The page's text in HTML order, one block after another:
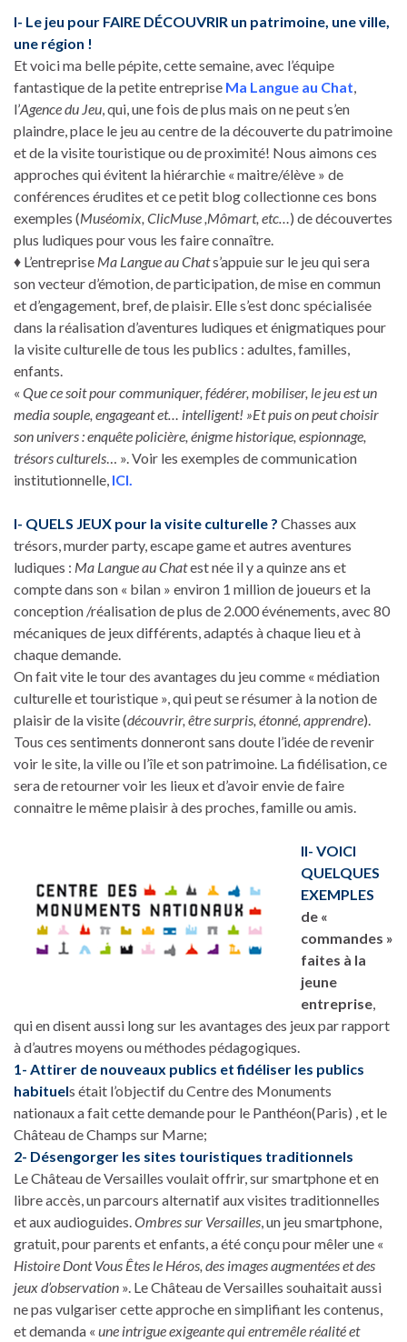
I- Le jeu pour FAIRE DÉCOUVRIR un patrimoine, une ville,
une région !
Et voici ma belle pépite, cette semaine, avec l’équipe
fantastique de la petite entreprise Ma Langue au Chat
l’Agence du Jeu , qui, une fois de plus mais on ne peut s’en
plaindre, place le jeu au centre de la découverte du patrimoine
et de la visite touristique ou de proximité! Nous aimons ces
approches qui évitent la hiérarchie « maitre/élève » de
conférences érudites et ce petit blog collectionne ces bons
exemples (Muséomix, ClicMuse ,Mômart, etc… ) de découvertes
plus ludiques pour vous les faire connaître.
♦ L’entreprise Ma Langue au Chats’appuie sur le jeu qui sera
son vecteur d’émotion, de participation, de mise en commun
et d’engagement, bref, de plaisir. Elle s’est donc spécialisée
dans la réalisation d’aventures ludiques et énigmatiques pour
la visite culturelle de tous les publics : adultes, familles,
enfants.
« Que ce soit pour communiquer, fédérer, mobiliser, le jeu est un
media souple, engageant et… intelligent! »Et puis on peut choisir
son univers : enquête policière, énigme historique, espionnage,
trésors culturels … ». Voir les exemples de communication
institutionnelle, ICI
I- QUELS JEUX pour la visite culturelle ? Chasses aux
trésors, murder party, escape game et autres aventures
ludiques : Ma Langue au Chatest née il y a quinze ans et
compte dans son « bilan » environ 1 million de joueurs et la
conception /réalisation de plus de 2.000 événements, avec 80
mécaniques de jeux différents, adaptés à chaque lieu et à
chaque demande.
On fait vite le tour des avantages du jeu comme « médiation
culturelle et touristique », qui peut se résumer à la notion de
plaisir de la visite (découvrir, être surpris, étonné, apprendre).
Tous ces sentiments donneront sans doute l’idée de revenir
voir le site, la ville ou l’île et son patrimoine. La fidélisation, ce
sera de retourner voir les lieux et d’avoir envie de faire
connaitre le même plaisir à des proches, famille ou amis.
II- VOICI
QUELQUES
EXEMPLES
de «
commandes »
faites à la
jeune
entreprise
qui en disent aussi long sur les avantages des jeux par rapport
à d’autres moyens ou méthodes pédagogiques.
1- Attirer de nouveaux publics et fidéliser les publics
habituels était l’objectif du Centre des Monuments
nationaux a fait cette demande pour le Panthéon(Paris) , et le
Château de Champs sur Marne;
2- Désengorger les sites touristiques traditionnels
Le Château de Versailles voulait offrir, sur smartphone et en
libre accès, un parcours alternatif aux visites traditionnelles
et aux audioguides. Ombres sur Versailles , un jeu smartphone,
gratuit, pour parents et enfants, a été conçu pour mêler une «
Histoire Dont Vous Êtes le Héros, des images augmentées et des
jeux d’observation ». Le Château de Versailles souhaitait aussi
ne pas vulgariser cette approche en simplifiant les contenus,
et demanda « une intrigue exigeante qui entremêle réalité et